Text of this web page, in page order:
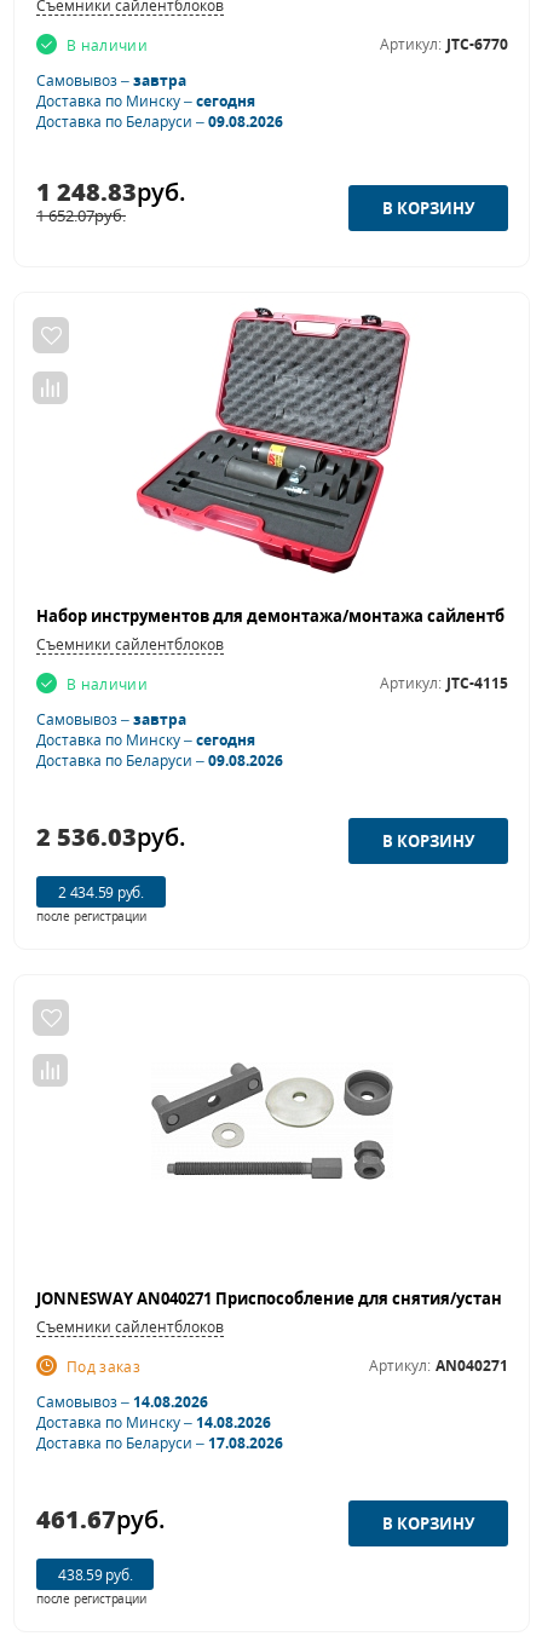
Съемники сайлентблоков
В наличии
Артикул: JTC-6770
Самовывоз –завтра
Доставка по Минску –сегодня
Доставка по Беларуси –09.08.2026
1 248.83руб.
1 652.07руб.
Съемники сайлентблоков
В наличии
Артикул: JTC-4115
Самовывоз –завтра
Доставка по Минску –сегодня
Доставка по Беларуси –09.08.2026
2 536.03руб.
2 434.59 руб.
после регистрации
Съемники сайлентблоков
Под заказ
Артикул: AN040271
Самовывоз –14.08.2026
Доставка по Минску –14.08.2026
Доставка по Беларуси –17.08.2026
461.67руб.
438.59 руб.
после регистрации